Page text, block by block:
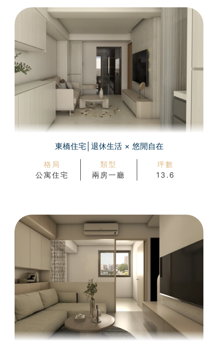
東橋住宅│退休生活 × 悠閒自在
格局
公寓住宅
類型
兩房一廳
坪數
13.6